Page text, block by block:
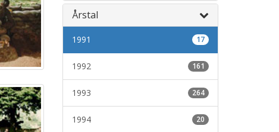
Årstal
17
1991
161
1992
264
1993
20
1994